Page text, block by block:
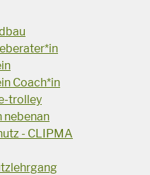
Coach*in
trolley
nebenan
- CLIPMA